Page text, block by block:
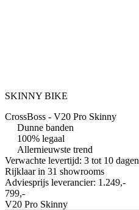
SKINNY BIKE
CrossBoss - V20 Pro Skinny
Dunne banden
100% legaal
Allernieuwste trend
Verwachte levertijd: 3 tot 10 dagen
Rijklaar in 31 showrooms
Adviesprijs leverancier: 1.249,-
799,-
V20 Pro Skinny